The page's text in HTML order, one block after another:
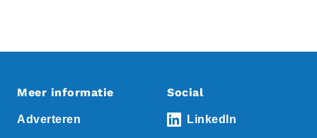
Meer informatie
Adverteren
Social
LinkedIn